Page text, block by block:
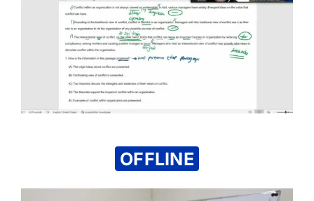
OFFLINE